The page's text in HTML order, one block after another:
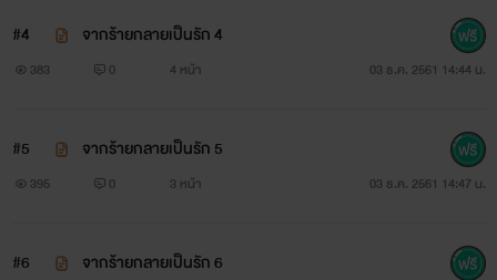
อย่างร้อนแรงจนริมฝีปากอวบอิ่มเผยอออก ลิ้นร้อนสอดเข้าไปใน
โพรงปากเล็กเพื่อไปหยอกเย้าลิ้นเล็ก
มิเนะเบียนหน้าหนีออกมาแต่ก็โดนรั้งคอให้ไปจูบอีก
ใคร"
#4 จากร้ายกลายเป็นรัก 4
383 0 4 หน้า 03 ธ.ค. 2561 14:44 น.
#5 จากร้ายกลายเป็นรัก 5
395 0 3 หน้า 03 ธ.ค. 2561 14:47 น.
#6 จากร้ายกลายเป็นรัก 6